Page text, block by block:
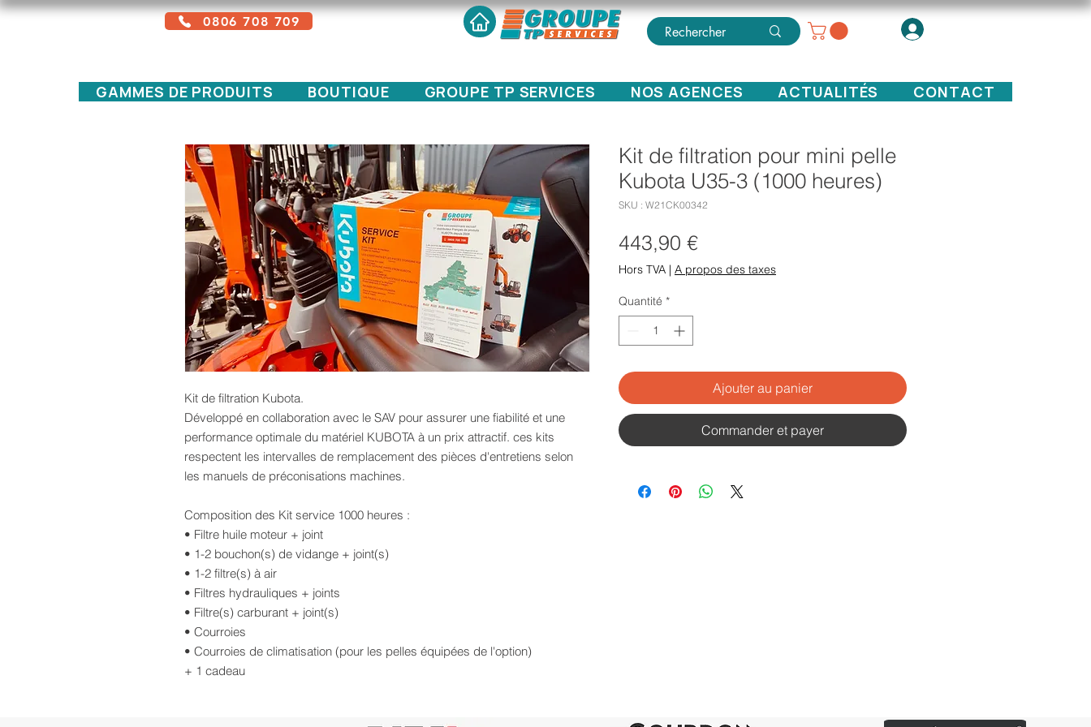
0806 708 709
GAMMES DE PRODUITS BOUTIQUE GROUPE TP SERVICES NOS AGENCES ACTUALITÉS CONTACT
Kit de filtration Kubota.
Développé en collaboration avec le SAV pour assurer une fiabilité et une
performance optimale du matériel KUBOTA à un prix attractif. ces kits
respectent les intervalles de remplacement des pièces d'entretiens selon
les manuels de préconisations machines.
Composition des Kit service 1000 heures :
• Filtre huile moteur + joint
• 1-2 bouchon(s) de vidange + joint(s)
• 1-2 filtre(s) à air
• Filtres hydrauliques + joints
• Filtre(s) carburant + joint(s)
• Courroies
• Courroies de climatisation (pour les pelles équipées de l'option)
+ 1 cadeau
Kit de filtration pour mini pelle
Kubota U35-3 (1000 heures)
SKU : W21CK00342
443,90 €Prix
Hors TVA | A propos des taxes
Quantité *
Ajouter au panier
Commander et payer